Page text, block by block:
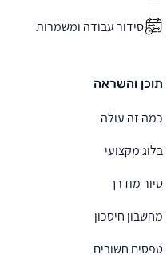
סידור עבודה ומשמרות
תוכן והשראה
כמה זה עולה
בלוג מקצועי
סיור מודרך
מחשבון חיסכון
טפסים חשובים